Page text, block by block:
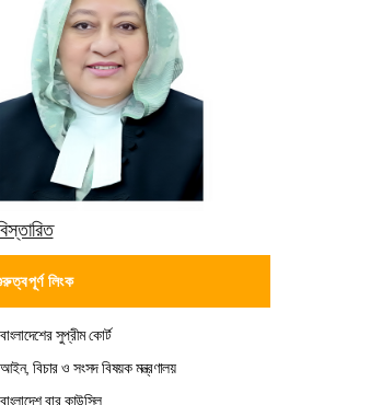
লিংক
বাংলাদেশের সুপ্রীম কোর্ট
আইন, বিচার ও সংসদ বিষয়ক মন্ত্রণালয়
বাংলাদেশ বার কাউন্সিল